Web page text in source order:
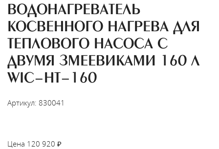
ВОДОНАГРЕВАТЕЛЬ
КОСВЕННОГО НАГРЕВА ДЛЯ
ТЕПЛОВОГО НАСОСА С
ДВУМЯ ЗМЕЕВИКАМИ 160 Л
WIС-HT-160
Артикул: 830041
Цена 120 920 ₽